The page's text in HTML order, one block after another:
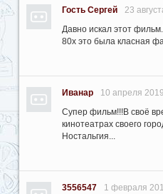
Гость Сергей 23
Давно искал этот
80х это была класная
Иванар 10 апреля
Супер фильм!!!В своё
кинотеатрах своего
Ностальгия...
3556547 1 февраля